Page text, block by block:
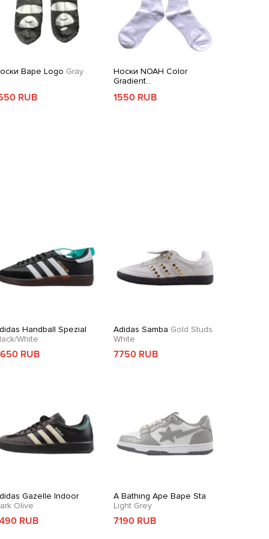
Bape Logo Gray
RUB
Носки NOAH Color
Gradient
1550 RUB
Handball Spezial
White
RUB
Adidas Samba Gold Studs
White
7750 RUB
Gazelle Indoor
Olive
RUB
A Bathing Ape Bape Sta
Light Grey
7190 RUB